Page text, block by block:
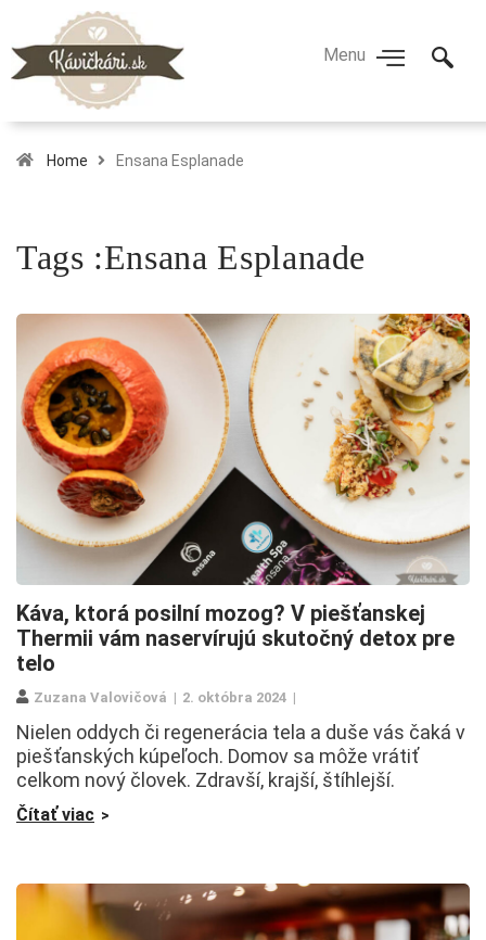
Home Ensana Esplanade
Tags :Ensana Esplanade
Káva, ktorá posilní mozog? V piešťanskej
Thermii vám naservírujú skutočný detox pre
telo
Zuzana Valovičová 2. októbra 2024
Nielen oddych či regenerácia tela a duše vás čaká v
piešťanských kúpeľoch. Domov sa môže vrátiť
celkom nový človek. Zdravší, krajší, štíhlejší.
Čítať viac